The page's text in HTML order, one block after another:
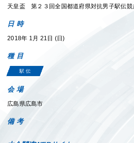
天皇盃 第２３回全国都道府県対抗男子駅伝競
日 時
2018年 1月 21日 (日)
種 目
駅 伝
会 場
広島県広島市
備 考